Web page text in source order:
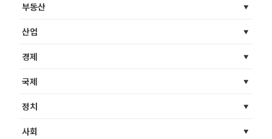
부동산
산업
경제
국제
정치
사회